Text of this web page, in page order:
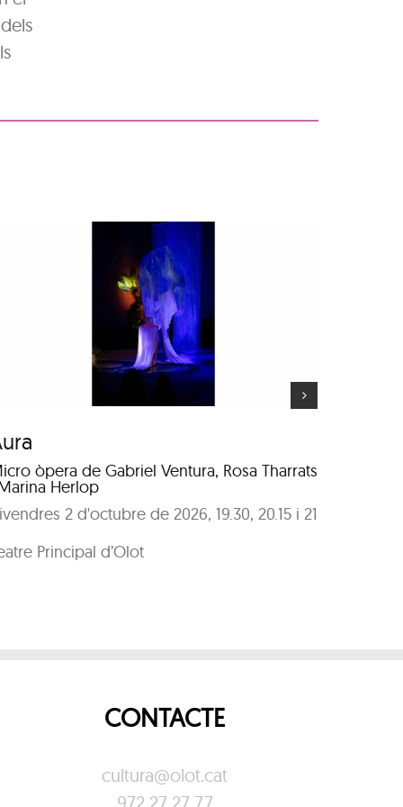
òpera de Gabriel Ventura, Rosa Tharrats
Herlop
2 d'octubre de 2026, 19.30, 20.15 i 21
Principal d’Olot
VVVVBBBBRRRR
CONTACTE
cultura@olot.cat
972 27 27 77